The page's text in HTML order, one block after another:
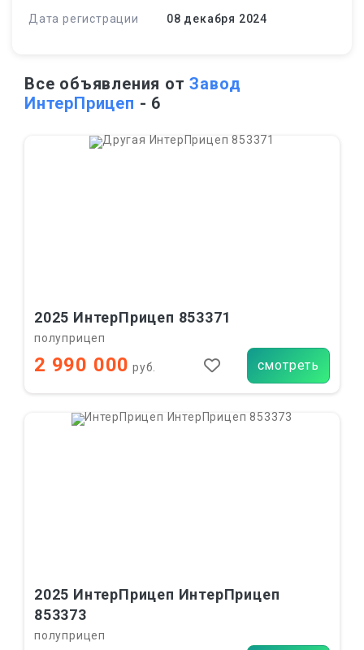
Дата регистрации 08 декабря 2024
Все объявления отЗавод
ИнтерПрицеп - 6
2025 ИнтерПрицеп 853371
полуприцеп
2 990 000 руб. смотреть
2025 ИнтерПрицеп ИнтерПрицеп
853373
полуприцеп